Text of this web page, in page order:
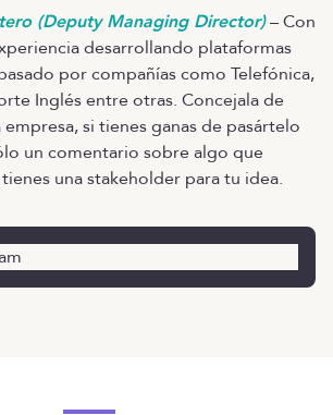
(Deputy Managing Director)– Con
desarrollando plataformas
por compañías como Telefónica,
Inglés entre otras. Concejala de
si tienes ganas de pasártelo
un comentario sobre algo que
una stakeholder para tu idea.